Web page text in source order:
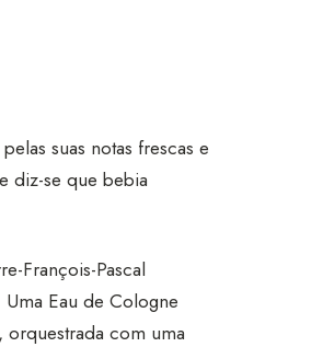
suas notas frescas e
diz-se que bebia
François-Pascal
Eau de Cologne
orquestrada com uma